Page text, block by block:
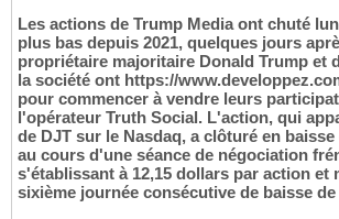
Les actions de Trump Media ont chuté
plus bas depuis 2021, quelques jours
propriétaire majoritaire Donald Trump et
la société ont https://
pour commencer à vendre leurs
l'opérateur Truth Social. L'action, qui
de DJT sur le Nasdaq, a clôturé en baisse
au cours d'une séance de négociation
s'établissant à 12,15 dollars par action et
sixième journée consécutive de baisse